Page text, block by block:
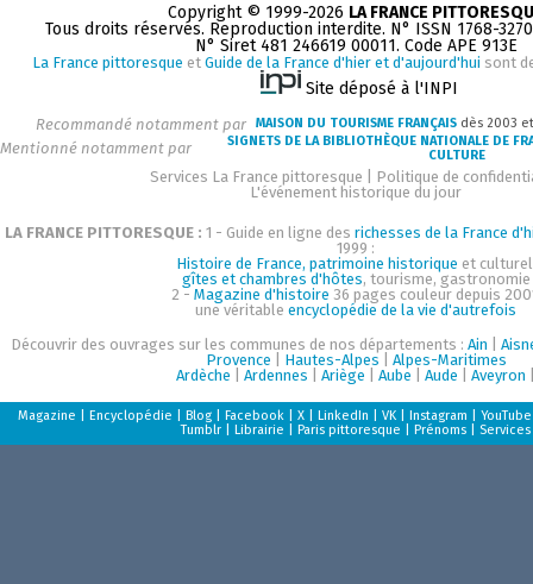
Copyright © 1999-2026 LA FRANCE
Tous droits réservés. Reproduction interdite. N° ISSN 1768-
N° Siret 481 246619 00011. Code APE 913E
La France pittoresque et Guide de la France d'hier et d'aujourd'hui sont
Site déposé à l'INPI
Recommandé notamment par MAISON DU TOURISME FRANÇAIS dès 2003
Mentionné notamment par
SIGNETS DE LA BIBLIOTHÈQUE NATIONALE DE
CULTURE
Services La France pittoresque
Politique de
L'événement historique du jour
LA FRANCE PITTORESQUE : 1 - Guide en ligne des richesses de la France
1999 :
Histoire de France, patrimoine historique et
gîtes et chambres d'hôtes, tourisme, gastronomie
2 - Magazine d'histoire 36 pages couleur depuis
une véritableencyclopédie de la vie d'autrefois
Découvrir des ouvrages sur les communes de nos départements :Ain |
Provence
Hautes-Alpes
Alpes-Maritimes
Ardèche |Ardennes |Ariège |Aube |Aude |Aveyron
Magazine |Encyclopédie |Blog |Facebook |X |LinkedIn |VK |Instagram |YouTube
Tumblr |Librairie |Paris pittoresque |Prénoms Services